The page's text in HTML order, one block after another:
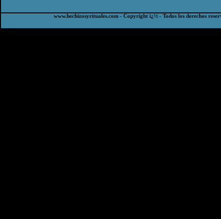
www.hechizosyrituales.com - Copyright ï¿½ - Todos los derechos